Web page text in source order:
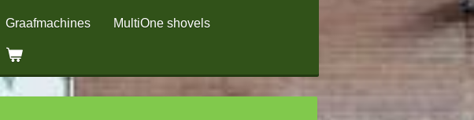
Graafmachines MultiOne shovels